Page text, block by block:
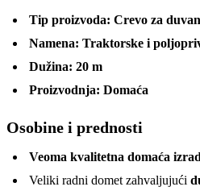
Tip proizvoda: Crevo za
Namena: Traktorske i
Dužina: 20 m
Proizvodnja: Domaća
Osobine i prednosti
Veoma kvalitetna domaća
Veliki radni domet zahvaljujući